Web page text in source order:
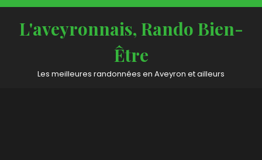
Skip
contentL'aveyronnais, Rando Bien-
Être
Les meilleures randonnées en Aveyron et ailleurs